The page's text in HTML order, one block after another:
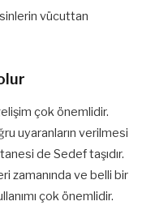
vücuttan
çok önemlidir.
uyaranların verilmesi
de Sedef taşıdır.
zamanında ve belli bir
çok önemlidir.